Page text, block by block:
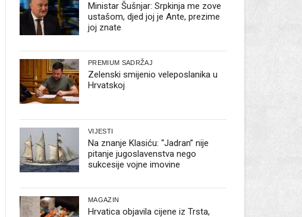
Ministar Šušnjar: Srpkinja me zove
ustašom, djed joj je Ante, prezime
joj znate
PREMIUM SADRŽAJ
Zelenski smijenio veleposlanika u
Hrvatskoj
VIJESTI
Na znanje Klasiću: “Jadran” nije
pitanje jugoslavenstva nego
sukcesije vojne imovine
MAGAZIN
Hrvatica objavila cijene iz Trsta,